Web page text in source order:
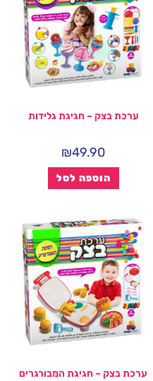
ערכת בצק – חגיגת גלידות
₪49.90
הוספה לסל
ערכת בצק – חגיגת המבורגרים